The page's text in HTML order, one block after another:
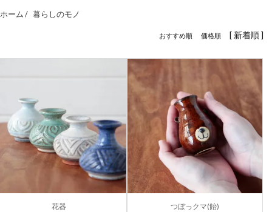
ホーム / 暮らしのモノ
おすすめ順 価格順 [ 新着順 ]
花器 つぼっクマ(飴)